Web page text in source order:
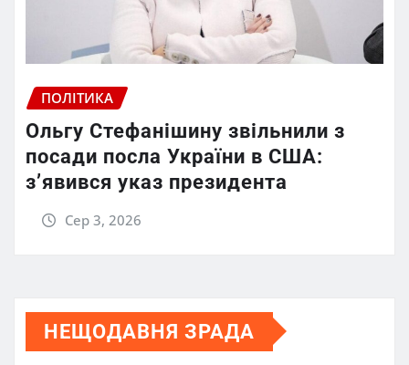
ПОЛІТИКА
Ольгу Стефанішину звільнили з
посади посла України в США:
з’явився указ президента
Сер 3, 2026
НЕЩОДАВНЯ ЗРАДА